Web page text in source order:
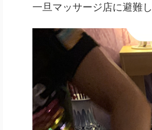
一旦マッサージ店に避難し